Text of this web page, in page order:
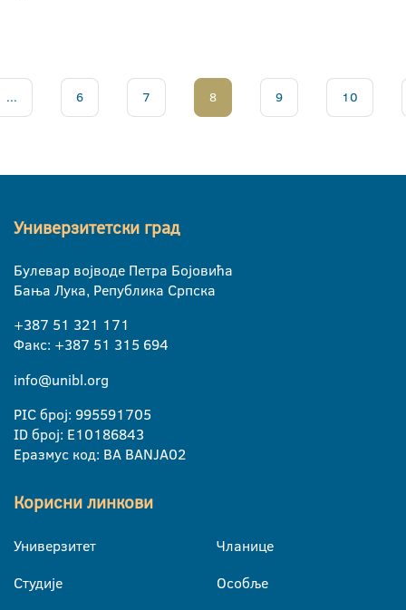
... 6 7 8 9 10
Универзитетски град
Булевар војводе Петра Бојовића
Бања Лука, Република Српска
+387 51 321 171
Факс: +387 51 315 694
info@unibl.org
PIC број: 995591705
ID број: E10186843
Еразмус код: BA BANJA02
Корисни линкови
Универзитет
Студије
Чланице
Особље